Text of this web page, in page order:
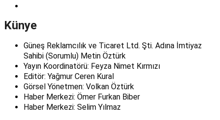
Künye
Güneş Reklamcılık ve Ticaret Ltd. Şti. Adına İmtiyaz
Sahibi (Sorumlu) Metin Öztürk
Yayın Koordinatörü: Feyza Nimet Kırmızı
Editör: Yağmur Ceren Kural
Görsel Yönetmen: Volkan Öztürk
Haber Merkezi: Ömer Furkan Biber
Haber Merkezi: Selim Yılmaz